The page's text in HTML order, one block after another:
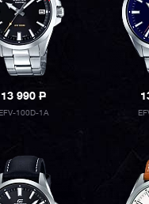
13 990P
EFV-100D-1A